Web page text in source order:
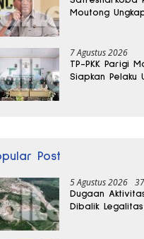
Moutong
7 Agustus 2026
TP-PKK Parigi
Siapkan Pelaku
Post
5 Agustus 2026
Dugaan
Dibalik